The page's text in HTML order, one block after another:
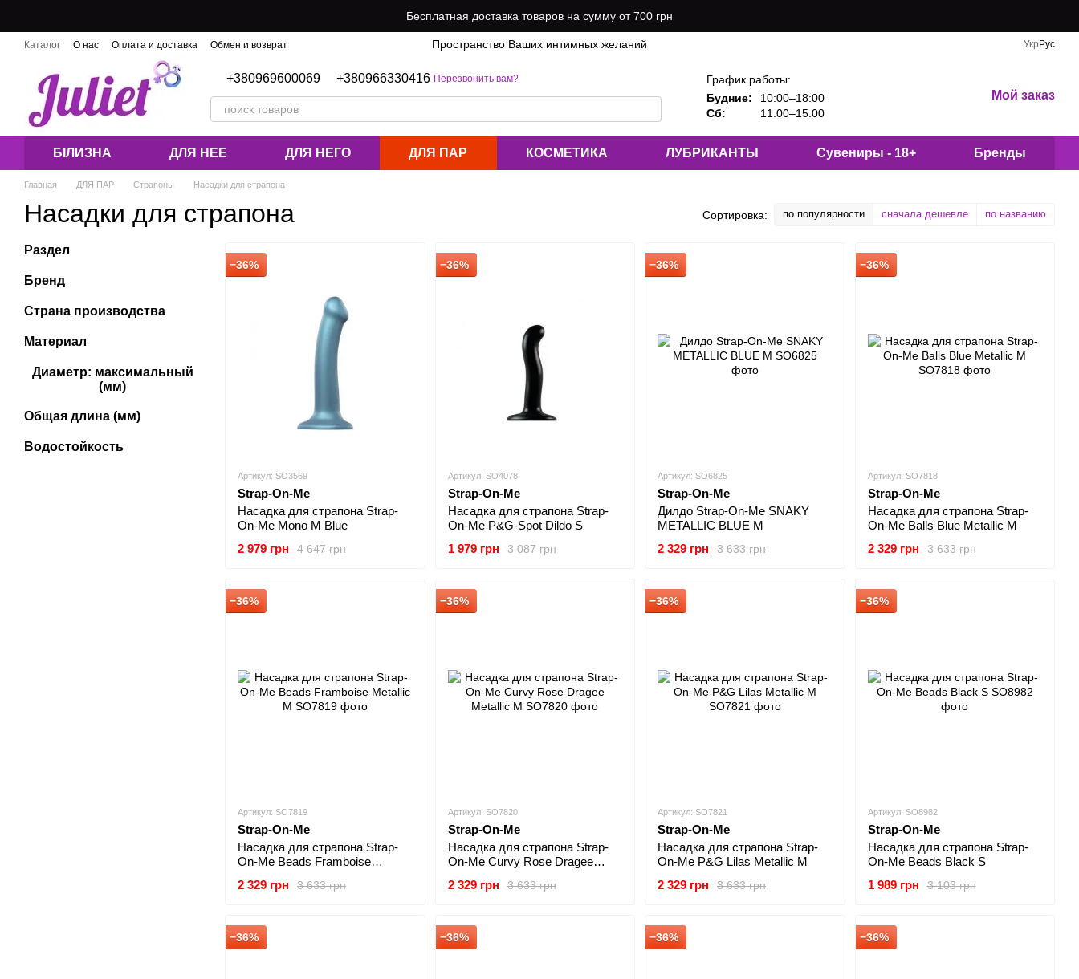
Бесплатная доставка товаров на сумму от 700 грн
Каталог О нас Оплата и доставка
Обмен и возврат
Блог
Пространство Ваших интимных желаний Укр Рус
+380969600069 +380966330416 Перезвонить вам?
График работы:
Будние:
10:00–18:00
Сб:
11:00–15:00
Мой заказ
БІЛИЗНА ДЛЯ НЕЕ ДЛЯ НЕГО ДЛЯ ПАР КОСМЕТИКА ЛУБРИКАНТЫ Сувениры - 18+ Бренды
Главная ДЛЯ ПАР Страпоны Насадки для страпона
Насадки для страпона Сортировка: по популярности сначала дешевле по названию
−36%
Артикул: SO3569
Strap-On-Me
Насадка для страпона Strap-
On-Me Mono M Blue
4 647 грн
2 979 грн
−36%
Артикул: SO4078
Strap-On-Me
Насадка для страпона Strap-
On-Me P&G-Spot Dildo S
3 087 грн
1 979 грн
−36%
Артикул: SO6825
Strap-On-Me
Дилдо Strap-On-Me SNAKY
METALLIC BLUE M
3 633 грн
2 329 грн
−36%
Артикул: SO7818
Strap-On-Me
Насадка для страпона Strap-
On-Me Balls Blue Metallic M
3 633 грн
2 329 грн
−36%
Артикул: SO7819
Strap-On-Me
Насадка для страпона Strap-
On-Me Beads Framboise
3 633 грн
2 329 грн
−36%
Артикул: SO7820
Strap-On-Me
Насадка для страпона Strap-
On-Me Curvy Rose Dragee
3 633 грн
2 329 грн
−36%
Артикул: SO7821
Strap-On-Me
Насадка для страпона Strap-
On-Me P&G Lilas Metallic M
3 633 грн
2 329 грн
−36%
Артикул: SO8982
Strap-On-Me
Насадка для страпона Strap-
On-Me Beads Black S
3 103 грн
1 989 грн
−36% −36% −36% −36%
Раздел
Бренд
Страна производства
Материал
Диаметр: максимальный
(мм)
Общая длина (мм)
Водостойкость